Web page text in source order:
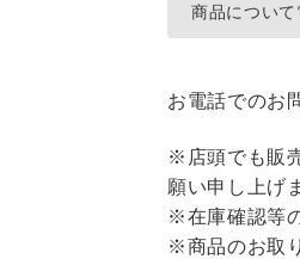
商品につい
お電話でのお
※店頭でも販
願い申し上げ
※在庫確認等
※商品のお取